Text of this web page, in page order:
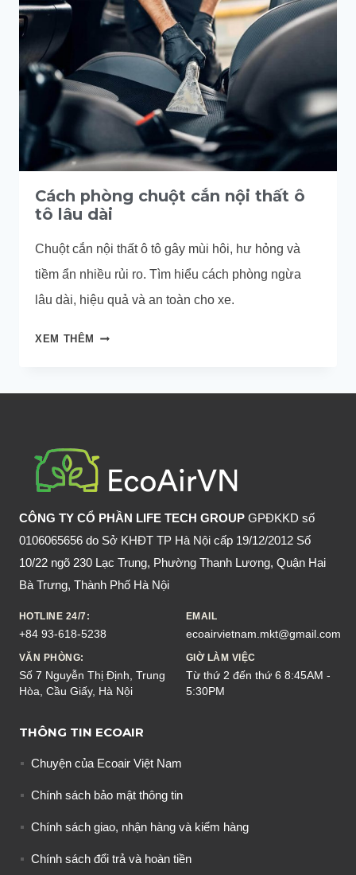
CÓ
NGĂN
CHUỘT
KHÔNG?
Cách phòng chuột cắn nội thất ô
tô lâu dài
Chuột cắn nội thất ô tô gây mùi hôi, hư hỏng và
tiềm ẩn nhiều rủi ro. Tìm hiểu cách phòng ngừa
lâu dài, hiệu quả và an toàn cho xe.
XEM THÊM
CÁCH
CẮN
Ô
LÂU
DÀI
CÔNG TY CỔ PHẦN LIFE TECH GROUP GPĐKKD số
0106065656 do Sở KHĐT TP Hà Nội cấp 19/12/2012 Số
10/22 ngõ 230 Lạc Trung, Phường Thanh Lương, Quận Hai
Bà Trưng, Thành Phố Hà Nội
HOTLINE 24/7:
+84 93-618-5238
EMAIL
ecoairvietnam.mkt@gmail.com
VĂN PHÒNG:
Số 7 Nguyễn Thị Định, Trung
Hòa, Cầu Giấy, Hà Nội
GIỜ LÀM VIỆC
Từ thứ 2 đến thứ 6 8:45AM -
5:30PM
THÔNG TIN ECOAIR
Chuyện của Ecoair Việt Nam
Chính sách bảo mật thông tin
Chính sách giao, nhận hàng và kiểm hàng
Chính sách đổi trả và hoàn tiền